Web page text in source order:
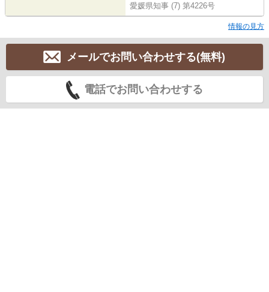
愛媛県知事 (7) 第4226号
情報の見方
メールでお問い合わせする(無料)
電話でお問い合わせする